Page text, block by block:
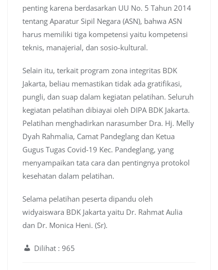
penting karena berdasarkan UU No. 5 Tahun 2014
tentang Aparatur Sipil Negara (ASN), bahwa ASN
harus memiliki tiga kompetensi yaitu kompetensi
teknis, manajerial, dan sosio-kultural.
Selain itu, terkait program zona integritas BDK
Jakarta, beliau memastikan tidak ada gratifikasi,
pungli, dan suap dalam kegiatan pelatihan. Seluruh
kegiatan pelatihan dibiayai oleh DIPA BDK Jakarta.
Pelatihan menghadirkan narasumber Dra. Hj. Melly
Dyah Rahmalia, Camat Pandeglang dan Ketua
Gugus Tugas Covid-19 Kec. Pandeglang, yang
menyampaikan tata cara dan pentingnya protokol
kesehatan dalam pelatihan.
Selama pelatihan peserta dipandu oleh
widyaiswara BDK Jakarta yaitu Dr. Rahmat Aulia
dan Dr. Monica Heni. (Sr).
Dilihat : 965